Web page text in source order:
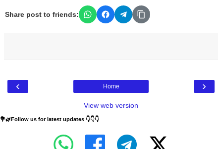
Share post to friends:
‹ ›
Home
View web version
💐🌿Follow us for latest updates 👇👇👇